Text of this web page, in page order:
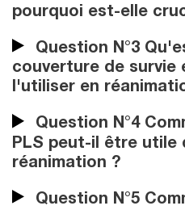
pourquoi est-elle
Question N°3
couverture de survie
l'utiliser en
Question N°4
PLS peut-il être utile
réanimation ?
Question N°5